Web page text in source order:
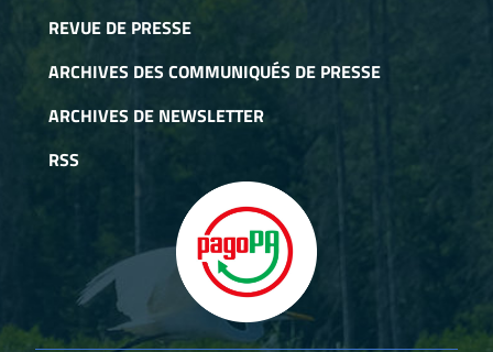
REVUE DE PRESSE
ARCHIVES DES COMMUNIQUÉS DE PRESSE
ARCHIVES DE NEWSLETTER
RSS